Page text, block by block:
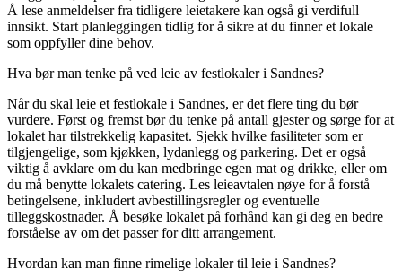
Å lese anmeldelser fra tidligere leietakere kan også gi verdifull
innsikt. Start planleggingen tidlig for å sikre at du finner et lokale
som oppfyller dine behov.
Hva bør man tenke på ved leie av festlokaler i Sandnes?
Når du skal leie et festlokale i Sandnes, er det flere ting du bør
vurdere. Først og fremst bør du tenke på antall gjester og sørge for at
lokalet har tilstrekkelig kapasitet. Sjekk hvilke fasiliteter som er
tilgjengelige, som kjøkken, lydanlegg og parkering. Det er også
viktig å avklare om du kan medbringe egen mat og drikke, eller om
du må benytte lokalets catering. Les leieavtalen nøye for å forstå
betingelsene, inkludert avbestillingsregler og eventuelle
tilleggskostnader. Å besøke lokalet på forhånd kan gi deg en bedre
forståelse av om det passer for ditt arrangement.
Hvordan kan man finne rimelige lokaler til leie i Sandnes?